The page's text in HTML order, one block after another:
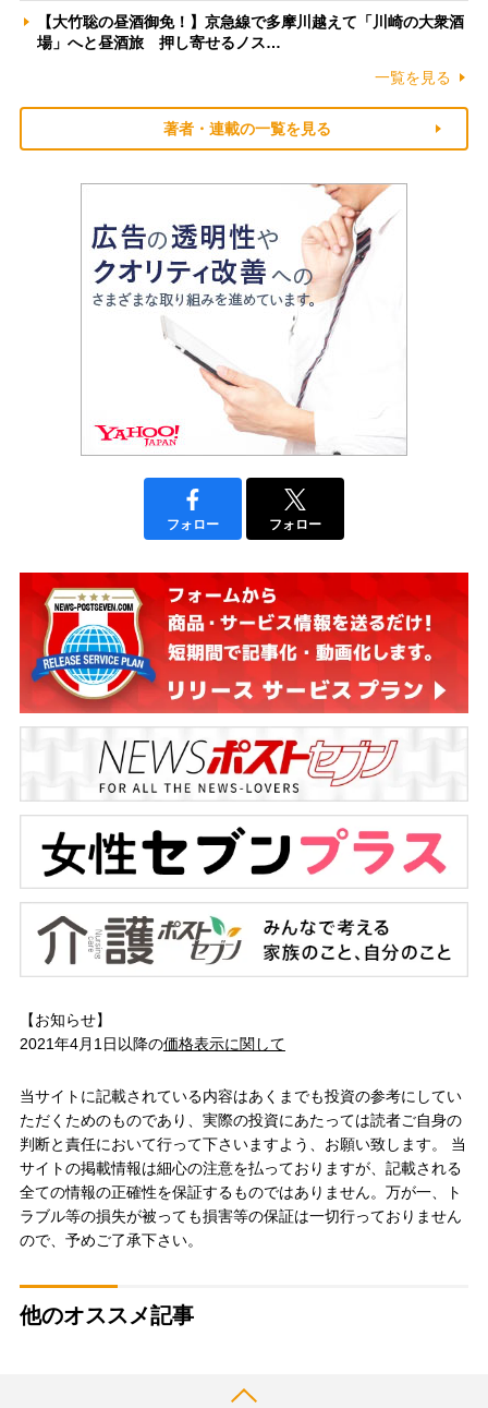
【大竹聡の昼酒御免！】京急線で多摩川越えて「川崎の大衆酒
場」へと昼酒旅 押し寄せるノス…
一覧を見る
著者・連載の一覧を見る
フォロー フォロー
【お知らせ】
2021年4月1日以降の価格表示に関して
当サイトに記載されている内容はあくまでも投資の参考にしてい
ただくためのものであり、実際の投資にあたっては読者ご自身の
判断と責任において行って下さいますよう、お願い致します。 当
サイトの掲載情報は細心の注意を払っておりますが、記載される
全ての情報の正確性を保証するものではありません。万が一、ト
ラブル等の損失が被っても損害等の保証は一切行っておりません
ので、予めご了承下さい。
他のオススメ記事